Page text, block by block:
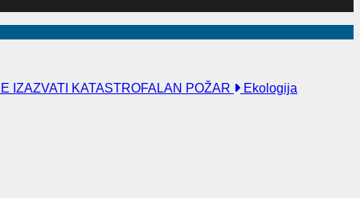
IZAZVATI KATASTROFALAN POŽAR
Ekologija